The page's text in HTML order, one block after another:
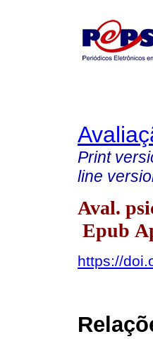
Print
line
Aval.
Epub
https://